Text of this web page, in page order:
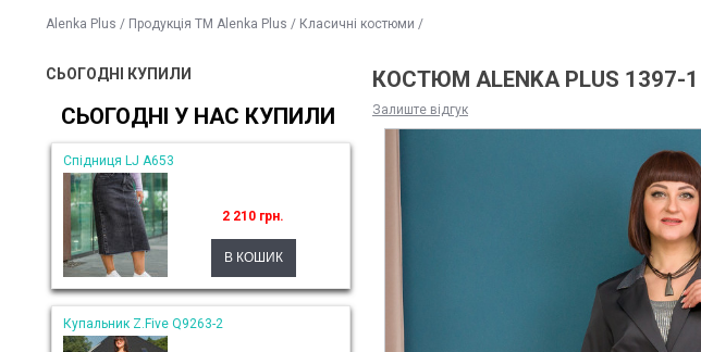
Alenka Plus / Продукція ТМ Alenka Plus / Класичні костюми /
СЬОГОДНІ КУПИЛИ
СЬОГОДНІ У НАС КУПИЛИ
Спідниця LJ A653
2 210 грн.
Купальник Z.Five Q9263-2
КОСТЮМ ALENKA PLUS 1397-1
Залиште відгук